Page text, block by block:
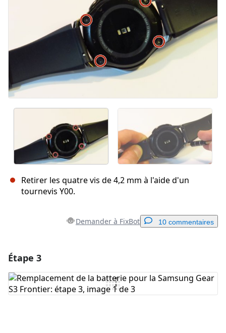
Retirer les quatre vis de 4,2 mm à l'aide d'un
tournevis Y00.
Demander à FixBot 10 commentaires
Ajouter un commentaire
Étape 3